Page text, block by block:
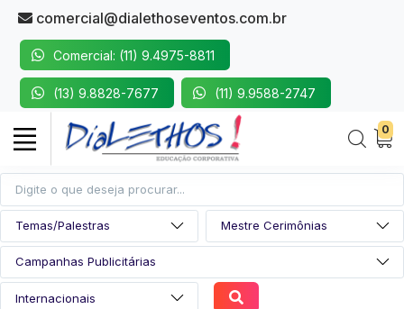
comercial@dialethoseventos.com.br
Comercial: (11) 9.4975-8811
(13) 9.8828-7677 (11) 9.9588-2747
0